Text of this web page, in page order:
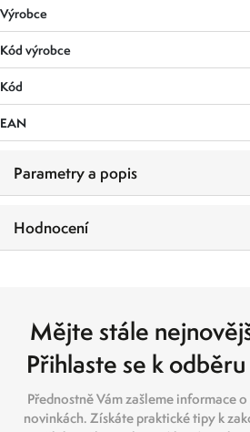
Výrobce
Kód výrobce
Kód
EAN
Parametry a popis
Hodnocení
Mějte stále
Přihlaste se k
Přednostně Vám zašleme informace
novinkách. Získáte praktické tipy k